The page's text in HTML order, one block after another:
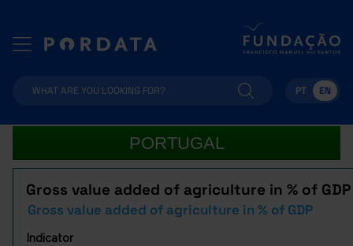
PT EN
PORTUGAL
Gross value added of agriculture in % of GDP
Gross value added of agriculture in % of GDP
Indicator